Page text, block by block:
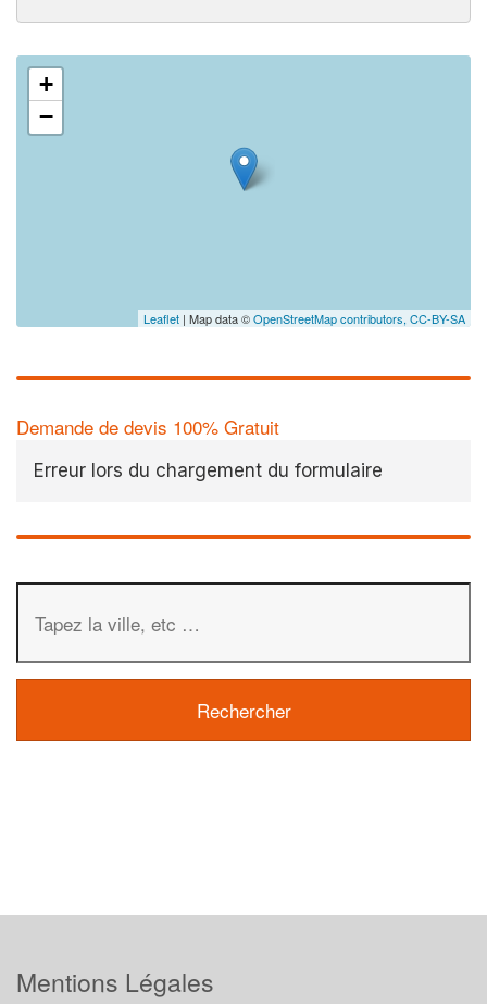
+
−
Leaflet | Map data ©OpenStreetMap contributors, CC-BY-SA
Demande de devis 100% Gratuit
Erreur lors du chargement du formulaire
Mentions Légales